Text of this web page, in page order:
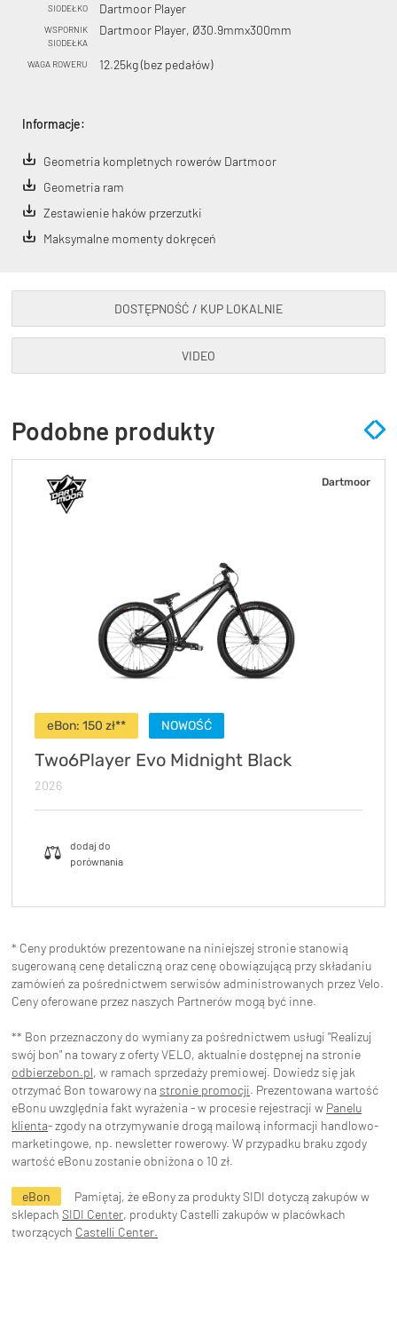
SIODEŁKO Dartmoor Player
WSPORNIK
SIODEŁKA
Dartmoor Player, Ø30.9mmx300mm
WAGA ROWERU 12.25kg (bez pedałów)
Informacje:
Geometria kompletnych rowerów Dartmoor
Geometria ram
Zestawienie haków przerzutki
Maksymalne momenty dokręceń
DOSTĘPNOŚĆ / KUP LOKALNIE
VIDEO
Podobne produkty
Dartmoor
eBon: 150 zł** NOWOŚĆ
Two6Player Evo Midnight Black
2026
* Ceny produktów prezentowane na niniejszej stronie stanowią
sugerowaną cenę detaliczną oraz cenę obowiązującą przy składaniu
zamówień za pośrednictwem serwisów administrowanych przez Velo.
Ceny oferowane przez naszych Partnerów mogą być inne.
** Bon przeznaczony do wymiany za pośrednictwem usługi "Realizuj
swój bon" na towary z oferty VELO, aktualnie dostępnej na stronie
odbierzebon.pl, w ramach sprzedaży premiowej. Dowiedz się jak
otrzymać Bon towarowy na stronie promocji. Prezentowana wartość
eBonu uwzględnia fakt wyrażenia - w procesie rejestracji w Panelu
klienta- zgody na otrzymywanie drogą mailową informacji handlowo-
marketingowe, np. newsletter rowerowy. W przypadku braku zgody
wartość eBonu zostanie obniżona o 10 zł.
eBon
Pamiętaj, że eBony za produkty SIDI dotyczą zakupów w
sklepach SIDI Center, produkty Castelli zakupów w placówkach
tworzących Castelli Center.